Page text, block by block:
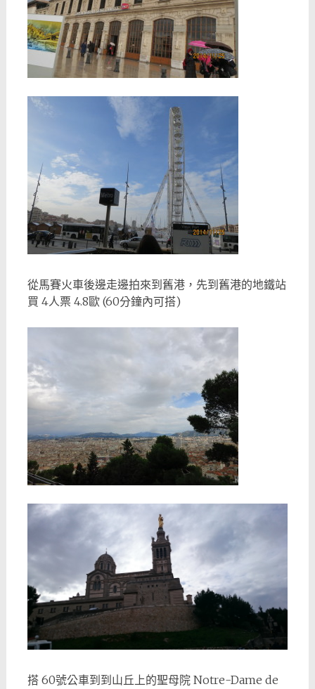
從馬賽火車後邊走邊拍來到​​舊港，先到舊港的地鐵站
買 4人票 4.8歐 (60分鐘內可搭)
搭 60號公車到到山丘上的聖母院 Notre-Dame de